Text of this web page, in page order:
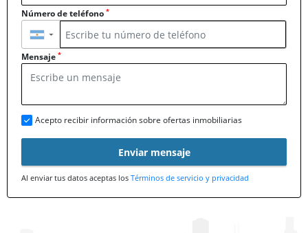
Número de teléfono *
▼
Mensaje *
Acepto recibir información sobre ofertas inmobiliarias
Enviar mensaje
Al enviar tus datos aceptas los Términos de servicio y privacidad